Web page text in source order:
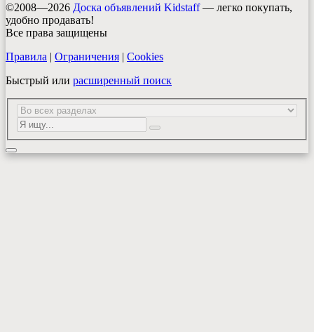
©2008—2026 Доска объявлений Kidstaff— легко покупать,
удобно продавать!
Все права защищены
Правила | Ограничения | Cookies
Быстрый или расширенный поиск